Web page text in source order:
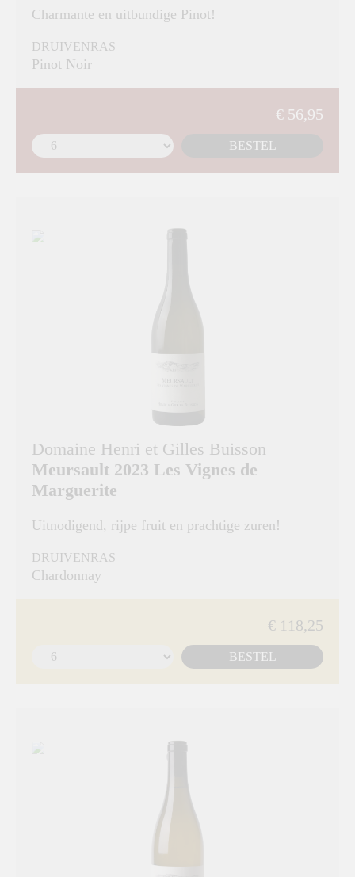
Charmante en uitbundige Pinot!
DRUIVENRAS
Pinot Noir
€ 56,95
BESTEL
Domaine Henri et Gilles Buisson
Meursault 2023 Les Vignes de
Marguerite
Uitnodigend, rijpe fruit en prachtige zuren!
DRUIVENRAS
Chardonnay
€ 118,25
BESTEL